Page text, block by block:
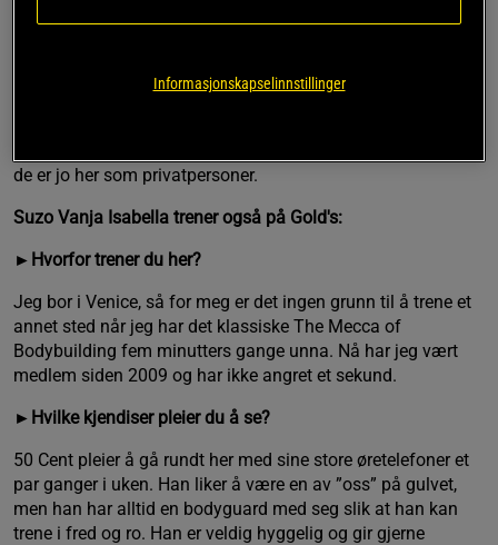
for seriøse kroppsbyggere.
de er jo her som privatpersoner.
Suzo Vanja Isabella trener også på Gold's:
►Hvorfor trener du her?
Jeg bor i Venice, så for meg er det ingen grunn til å trene et
annet sted når jeg har det klassiske The Mecca of
Bodybuilding fem minutters gange unna. Nå har jeg vært
medlem siden 2009 og har ikke angret et sekund.
►Hvilke kjendiser pleier du å se?
50 Cent pleier å gå rundt her med sine store øretelefoner et
par ganger i uken. Han liker å være en av ”oss” på gulvet,
men han har alltid en bodyguard med seg slik at han kan
trene i fred og ro. Han er veldig hyggelig og gir gjerne
Informasjonskapselinnstillinger